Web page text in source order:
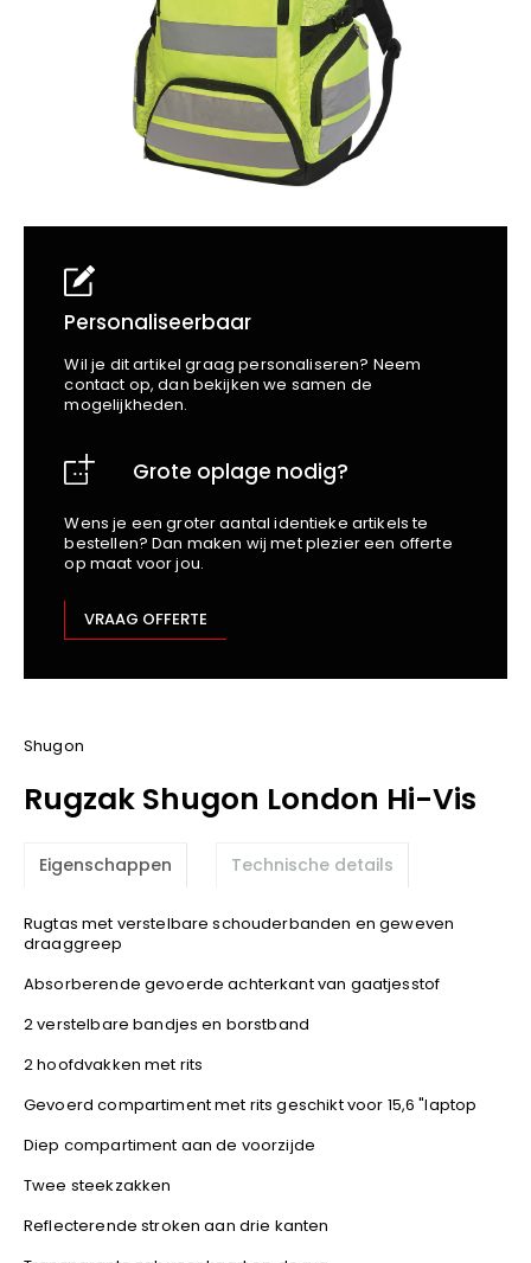
Business Wellness Kapper
Beechfield
Blakläder
Claude
Edge Safety
Harvest
Heckel
Hydrowear
Jassz
Kariban
M-Safe
OXXA
Premier
Promodoro
Safety Jogger
Sioen
Spiro
TowelCity
YOKO
Personaliseerbaar
Wil je dit artikel graag personaliseren? Neem
contact op, dan bekijken we samen de
mogelijkheden.
Grote oplage nodig?
Wens je een groter aantal identieke artikels te
bestellen? Dan maken wij met plezier een offerte
op maat voor jou.
VRAAG OFFERTE
Shugon
Rugzak Shugon London Hi-Vis
Eigenschappen Technische details
Rugtas met verstelbare schouderbanden en geweven
draaggreep
Absorberende gevoerde achterkant van gaatjesstof
2 verstelbare bandjes en borstband
2 hoofdvakken met rits
Gevoerd compartiment met rits geschikt voor 15,6 "laptop
Diep compartiment aan de voorzijde
Twee steekzakken
Reflecterende stroken aan drie kanten